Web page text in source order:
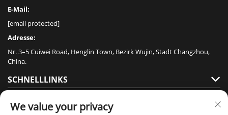
E-Mail:
[email protected]
Adresse:
Nr. 3–5 Cuiwei Road, Henglin Town, Bezirk Wujin, Stadt Changzhou,
China.
SCHNELLLINKS
PRODUKTE
We value your privacy